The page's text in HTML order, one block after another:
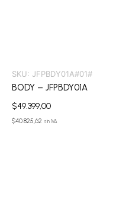
SKU: JFPBDY01A#01#
BODY – JFPBDY01A
$49.399,00
$40.825,62 sin IVA